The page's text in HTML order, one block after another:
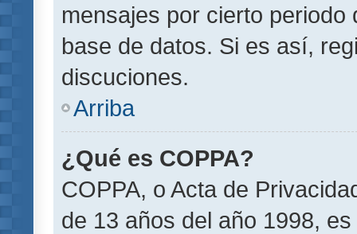
mensajes por cierto
base de datos. Si es así,
discuciones.
Arriba
¿Qué es COPPA?
COPPA, o Acta de
de 13 años del año 1998,